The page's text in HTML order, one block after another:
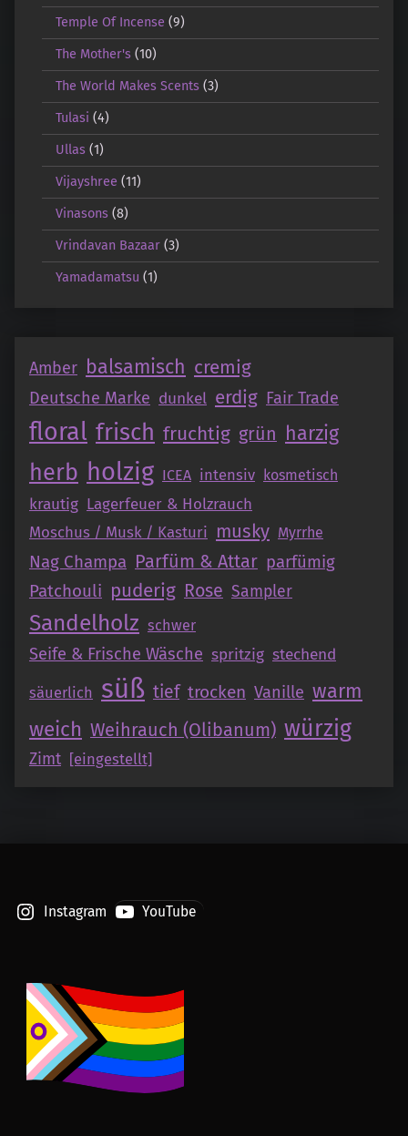
Temple Of Incense (9)
The Mother's(10)
The World Makes Scents(3)
Tulasi (4)
Ullas(1)
Vijayshree (11)
Vinasons(8)
Vrindavan Bazaar(3)
Yamadamatsu (1)
Amber balsamisch cremig
Deutsche Marke dunkel erdig Fair Trade
floral frisch fruchtig grün harzig
herb holzig ICEA intensiv kosmetisch
krautig Lagerfeuer & Holzrauch
Moschus / Musk / Kasturi musky Myrrhe
Nag Champa Parfüm & Attar parfümig
Patchouli puderig Rose Sampler
Sandelholz schwer
Seife & Frische Wäsche spritzig stechend
säuerlich süß tief trocken Vanille warm
weich Weihrauch (Olibanum) würzig
Zimt [eingestellt]
Instagram YouTube